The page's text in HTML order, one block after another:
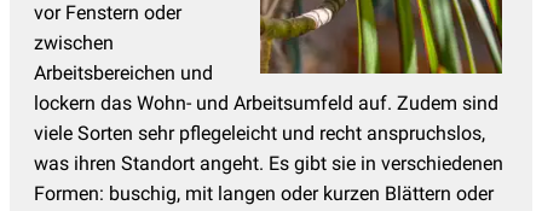
vor Fenstern oder
zwischen
Arbeitsbereichen und
lockern das Wohn- und Arbeitsumfeld auf. Zudem sind
viele Sorten sehr pflegeleicht und recht anspruchslos,
was ihren Standort angeht. Es gibt sie in verschiedenen
Formen: buschig, mit langen oder kurzen Blättern oder